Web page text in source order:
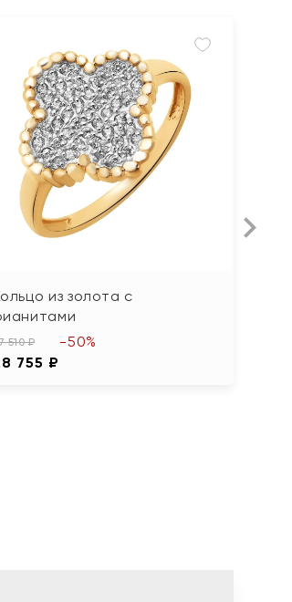
из золота с
510 ₽
755 ₽
-50%